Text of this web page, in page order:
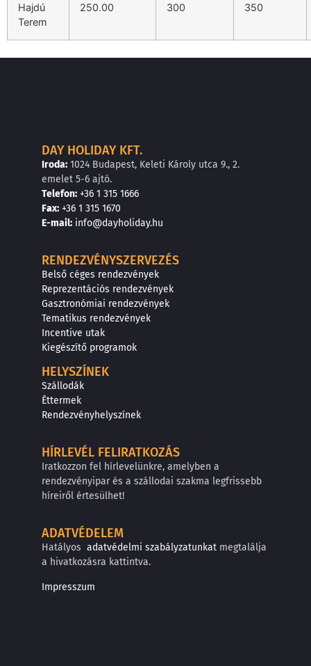
Hajdú
Terem
250.00 300 350
DAY HOLIDAY KFT.
Iroda: 1024 Budapest, Keleti Károly utca 9., 2.
emelet 5-6 ajtó.
Telefon: +36 1 315 1666
Fax: +36 1 315 1670
E-mail: info@dayholiday.hu
RENDEZVÉNYSZERVEZÉS
Belső céges rendezvények
Reprezentációs rendezvények
Gasztronómiai rendezvények
Tematikus rendezvények
Incentive utak
Kiegészítő programok
HELYSZÍNEK
Szállodák
Éttermek
Rendezvényhelyszínek
HÍRLEVÉL FELIRATKOZÁS
Iratkozzon fel hírlevelünkre, amelyben a
rendezvényipar és a szállodai szakma legfrissebb
híreiről értesülhet!
ADATVÉDELEM
Hatályos adatvédelmi szabályzatunkat megtalálja
a hivatkozásra kattintva.
Impresszum